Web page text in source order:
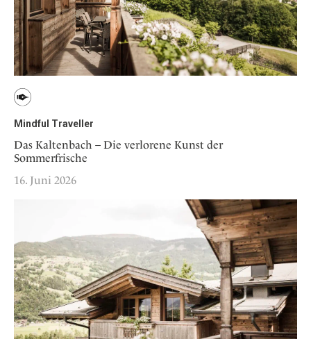
Mindful Traveller
Das Kaltenbach – Die verlorene Kunst der
Sommerfrische
16. Juni 2026